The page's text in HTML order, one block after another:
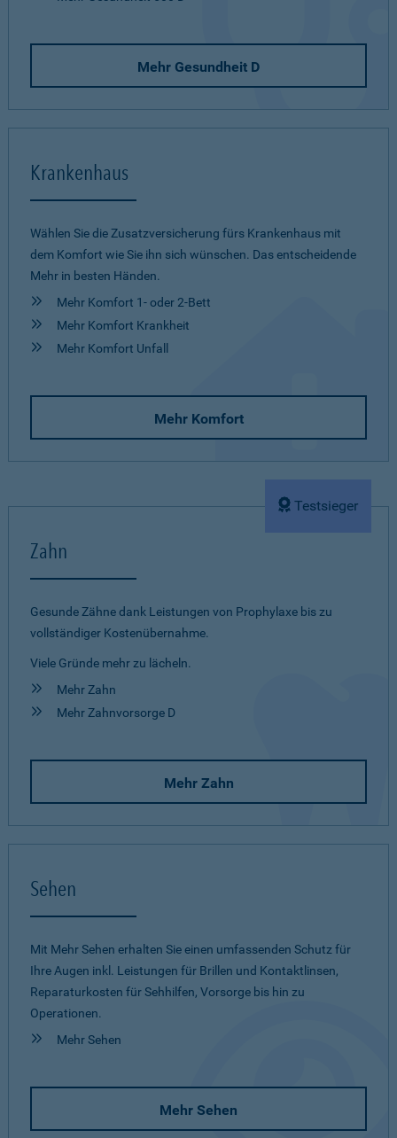
Mehr Gesundheit D
Krankenhaus
Wählen Sie die Zusatzversicherung fürs Krankenhaus mit
dem Komfort wie Sie ihn sich wünschen. Das entscheidende
Mehr in besten Händen.
Mehr Komfort 1- oder 2-Bett
Mehr Komfort Krankheit
Mehr Komfort Unfall
Mehr Komfort
Testsieger
Zahn
Gesunde Zähne dank Leistungen von Prophylaxe bis zu
vollständiger Kostenübernahme.
Viele Gründe mehr zu lächeln.
Mehr Zahn
Mehr Zahnvorsorge D
Mehr Zahn
Sehen
Mit Mehr Sehen erhalten Sie einen umfassenden Schutz für
Ihre Augen inkl. Leistungen für Brillen und Kontaktlinsen,
Reparaturkosten für Sehhilfen, Vorsorge bis hin zu
Operationen.
Mehr Sehen
Mehr Sehen